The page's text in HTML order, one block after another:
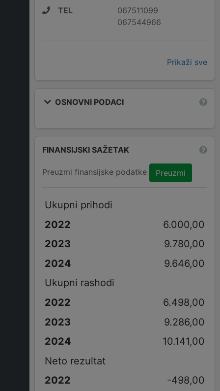
TEL
067511099
067544966
Prikaži sve
OSNOVNI PODACI
FINANSIJSKI SAŽETAK
Preuzmi finansijske podatke Preuzmi
Ukupni prihodi
6.000,00
9.780,00
9.646,00
Ukupni rashodi
6.498,00
9.286,00
10.141,00
Neto rezultat
-498,00